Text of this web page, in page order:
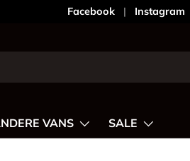
Dein Shop
Facebook Instagram
VANS SALE